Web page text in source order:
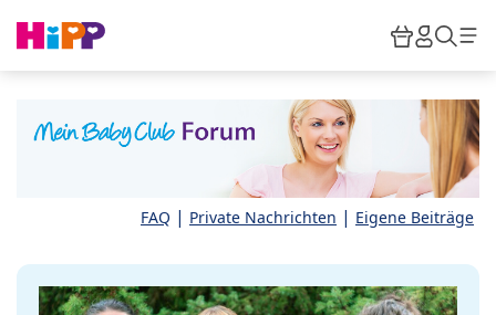
HiPP
FAQ | Private Nachrichten | Eigene Beiträge